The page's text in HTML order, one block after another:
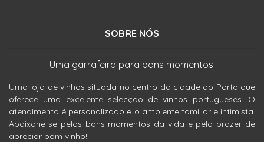
SOBRE NÓS
Uma garrafeira para bons momentos!
Uma loja de vinhos situada no centro da cidade do Porto que
oferece uma excelente selecção de vinhos portugueses. O
atendimento é personalizado e o ambiente familiar e intimista.
Apaixone-se pelos bons momentos da vida e pelo prazer de
apreciar bom vinho!